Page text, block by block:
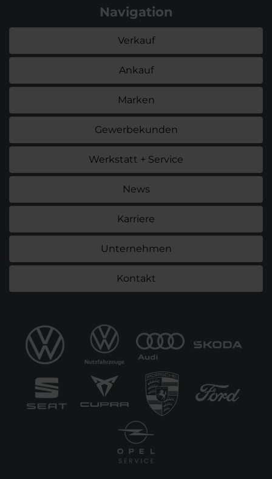
Navigation
Verkauf
Ankauf
Marken
Gewerbekunden
Werkstatt + Service
News
Karriere
Unternehmen
Kontakt